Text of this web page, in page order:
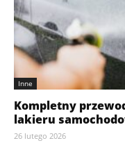
Inne
Kompletny
lakieru
26 lutego 2026